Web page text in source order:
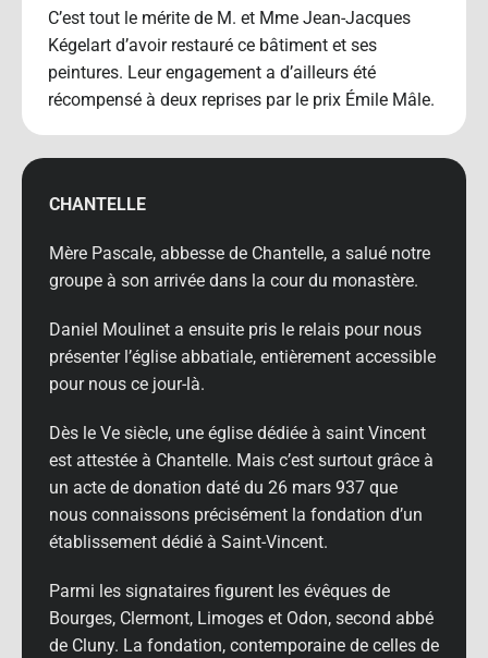
C’est tout le mérite de M. et Mme Jean-Jacques
Kégelart d’avoir restauré ce bâtiment et ses
peintures. Leur engagement a d’ailleurs été
récompensé à deux reprises par le prix Émile Mâle.
CHANTELLE
Mère Pascale, abbesse de Chantelle, a salué notre
groupe à son arrivée dans la cour du monastère.
Daniel Moulinet a ensuite pris le relais pour nous
présenter l’église abbatiale, entièrement accessible
pour nous ce jour-là.
Dès le Ve siècle, une église dédiée à saint Vincent
est attestée à Chantelle. Mais c’est surtout grâce à
un acte de donation daté du 26 mars 937 que
nous connaissons précisément la fondation d’un
établissement dédié à Saint-Vincent.
Parmi les signataires figurent les évêques de
Bourges, Clermont, Limoges et Odon, second abbé
de Cluny. La fondation, contemporaine de celles de